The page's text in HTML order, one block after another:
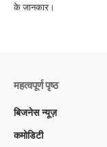
के जानकार।
महत्वपूर्ण पृष्ठ
बिजनेस न्यूज़
कमोडिटी